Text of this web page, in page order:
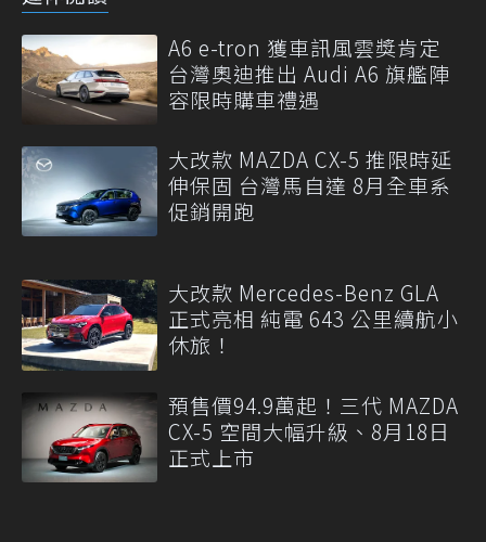
A6 e-tron 獲車訊風雲獎肯定
台灣奧迪推出 Audi A6 旗艦陣
容限時購車禮遇
大改款 MAZDA CX-5 推限時延
伸保固 台灣馬自達 8月全車系
促銷開跑
大改款 Mercedes-Benz GLA
正式亮相 純電 643 公里續航小
休旅！
預售價94.9萬起！三代 MAZDA
CX-5 空間大幅升級、8月18日
正式上市